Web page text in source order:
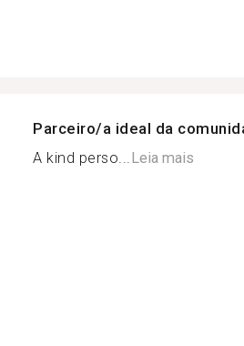
Parceiro/a ideal da
A kind perso...Leia mais